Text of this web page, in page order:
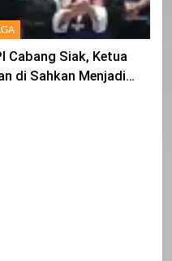
Cabang Siak, Ketua
di Sahkan Menjadi